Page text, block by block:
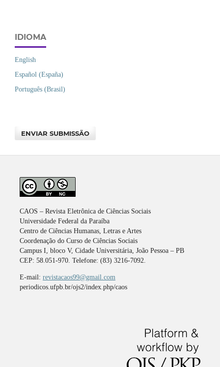
IDIOMA
English
Español (España)
Português (Brasil)
ENVIAR SUBMISSÃO
CAOS – Revista Eletrônica de Ciências Sociais
Universidade Federal da Paraíba
Centro de Ciências Humanas, Letras e Artes
Coordenação do Curso de Ciências Sociais
Campus I, bloco V, Cidade Universitária, João Pessoa – PB
CEP: 58.051-970. Telefone: (83) 3216-7092.
E-mail: revistacaos99@gmail.com
periodicos.ufpb.br/ojs2/index.php/caos